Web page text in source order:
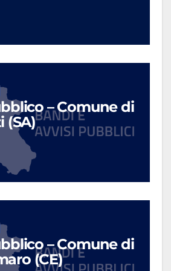
– Comune di
(SA)
– Comune di
(CE)